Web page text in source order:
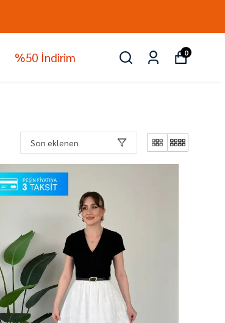
%50 İndirim 0
Son eklenen